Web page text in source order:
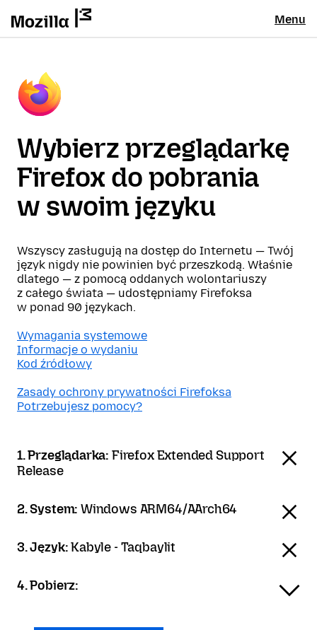
Menu
Wybierz przeglądarkę
Firefox do pobrania
w swoim języku
Wszyscy zasługują na dostęp do Internetu — Twój
język nigdy nie powinien być przeszkodą. Właśnie
dlatego — z pomocą oddanych wolontariuszy
z całego świata — udostępniamy Firefoksa
w ponad 90 językach.
Wymagania systemowe
Informacje o wydaniu
Kod źródłowy
Zasady ochrony prywatności Firefoksa
Potrzebujesz pomocy?
1. Przeglądarka: Firefox Extended Support
Release
2. System:Windows ARM64/AArch64
3. Język:Kabyle - Taqbaylit
4. Pobierz: